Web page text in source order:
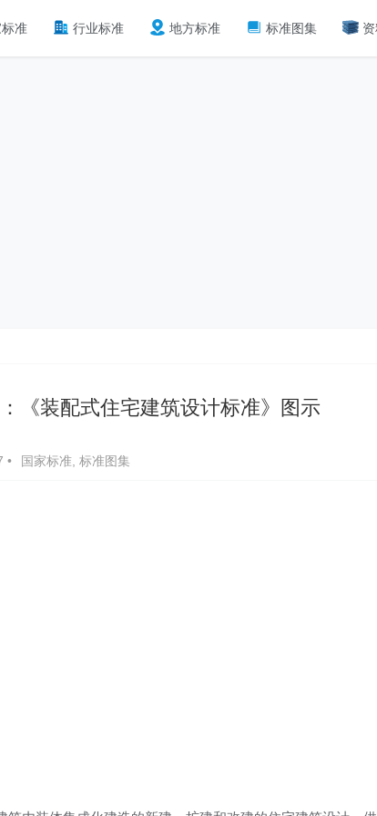
标准 行业标准 地方标准 标准图集 资
《装配式住宅建筑设计标准》图示
• 国家标准 标准图集